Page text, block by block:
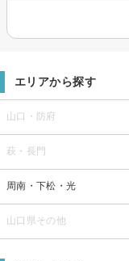
エリアから探す
山口・防府
萩・長門
周南・下松・光
山口県その他